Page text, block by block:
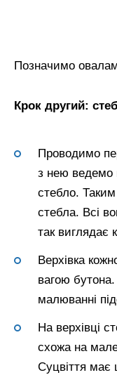
Позначимо
Крок другий:
Проводимо
з нею ведемо
стебло.
стебла. Всі
так виглядає
Верхівка
вагою
малюванні
На верхівці
схожа на
Суцвіття має